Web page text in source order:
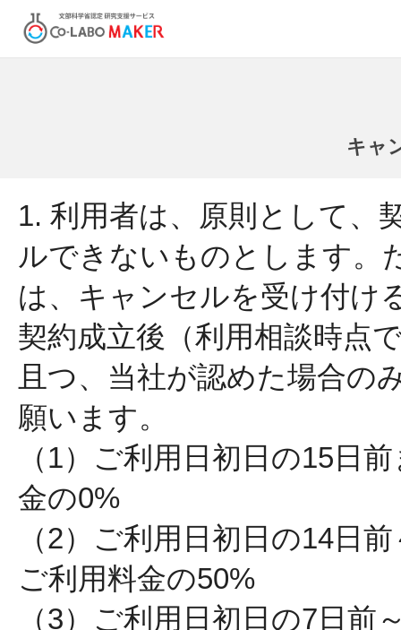
キャ
1. 利用者は、原則として、
ルできないものとします。
は、キャンセルを受け付け
契約成立後（利用相談時点
且つ、当社が認めた場合の
願います。
（1）ご利用日初日の15日
金の0%
（2）ご利用日初日の14日
ご利用料金の50%
（3）ご利用日初日の7日